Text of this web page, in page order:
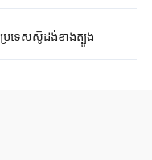
ប្រទេសស៊ូដង់ខាងត្បូង